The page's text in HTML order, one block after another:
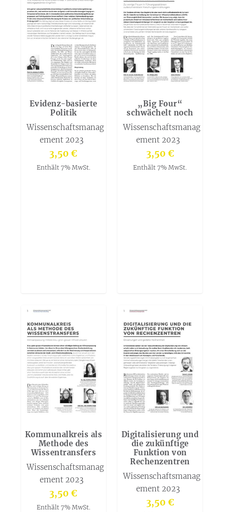
Evidenz-basierte
Politik
Wissenschaftsmanag
ement 2023
3,50€
Enthält 7% MwSt.
„Big Four“
schwächelt noch
Wissenschaftsmanag
ement 2023
3,50 €
Enthält 7% MwSt.
Kommunalkreis als
Methode des
Wissentransfers
Wissenschaftsmanag
ement 2023
3,50€
Enthält 7% MwSt.
Digitalisierung und
die zukünftige
Funktion von
Rechenzentren
Wissenschaftsmanag
ement 2023
3,50 €